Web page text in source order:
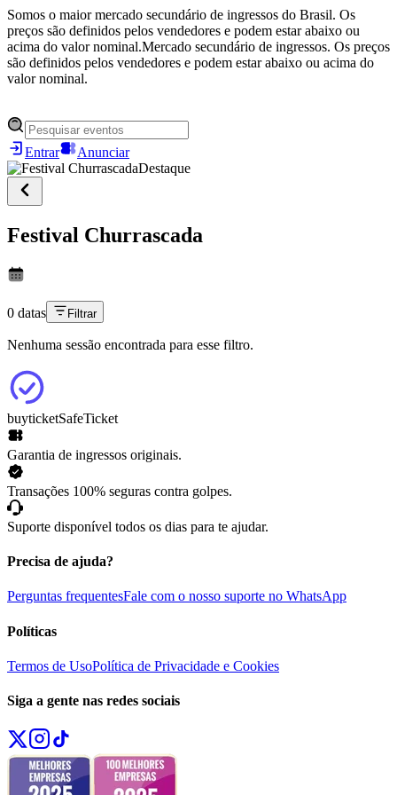
Somos o maior mercado secundário de ingressos do Brasil. Os
preços são definidos pelos vendedores e podem estar abaixo ou
acima do valor nominal.Mercado secundário de ingressos. Os preços
são definidos pelos vendedores e podem estar abaixo ou acima do
valor nominal.
Entrar
Anunciar
Destaque
Festival Churrascada
0 datas Filtrar
Nenhuma sessão encontrada para esse filtro.
buyticketSafeTicket
Garantia de ingressos originais.
Transações 100% seguras contra golpes.
Suporte disponível todos os dias para te ajudar.
Precisa de ajuda?
Perguntas frequentesFale com o nosso suporte no WhatsApp
Políticas
Termos de UsoPolítica de Privacidade e Cookies
Siga a gente nas redes sociais